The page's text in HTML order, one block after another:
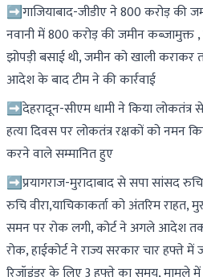
➡गाजियाबाद-जीडीए ने 800 करोड़ की
नवानी में 800 करोड़ की जमीन
झोपड़ी बसाई थी, जमीन को खाली कराकर
आदेश के बाद टीम ने की कार्रवाई
➡देहरादून-सीएम धामी ने किया लोकतंत्र
हत्या दिवस पर लोकतंत्र रक्षकों को नमन
करने वाले सम्मानित हुए
➡प्रयागराज-मुरादाबाद से सपा सांसद
रुचि वीरा,याचिकाकर्ता को अंतरिम राहत,
समन पर रोक लगी, कोर्ट ने अगले आदेश तक
रोक, हाईकोर्ट ने राज्य सरकार चार हफ्ते में